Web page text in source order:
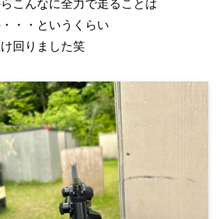
こんなに全力で走ることは
・・というくらい
回りました笑